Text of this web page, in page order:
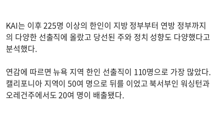
KAI는 이후 225명 이상의 한인이 지방 정부부터 연방 정부까지
의 다양한 선출직에 올랐고 당선된 주와 정치 성향도 다양했다고
분석했다.
연감에 따르면 뉴욕 지역 한인 선출직이 110명으로 가장 많았다.
캘리포니아 지역이 50여 명으로 뒤를 이었고 북서부인 워싱턴과
오레건주에서도 20여 명이 배출됐다.